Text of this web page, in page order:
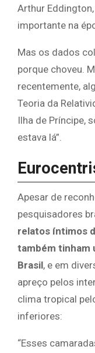
Arthur
importante na
Mas os dados
porque choveu.
recentemente,
Teoria da
Ilha de Príncipe,
estava lá”.
Apesar de
pesquisadores
relatos íntimos
também tinham
Brasil, e em
apreço pelos
clima tropical
inferiores:
“Esses